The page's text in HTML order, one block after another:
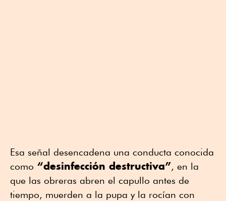
Esa señal desencadena una conducta conocida
como “desinfección destructiva”, en la
que las obreras abren el capullo antes de
tiempo, muerden a la pupa y la rocían con